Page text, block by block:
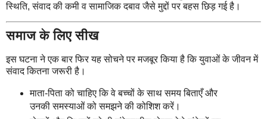
स्थिति, संवाद की कमी व सामाजिक दबाव जैसे मुद्दों पर बहस छिड़ गई है।
समाज के लिए सीख
इस घटना ने एक बार फिर यह सोचने पर मजबूर किया है कि युवाओं के जीवन में
संवाद कितना जरूरी है।
माता-पिता को चाहिए कि वे बच्चों के साथ समय बिताएँ और
उनकी समस्याओं को समझने की कोशिश करें।